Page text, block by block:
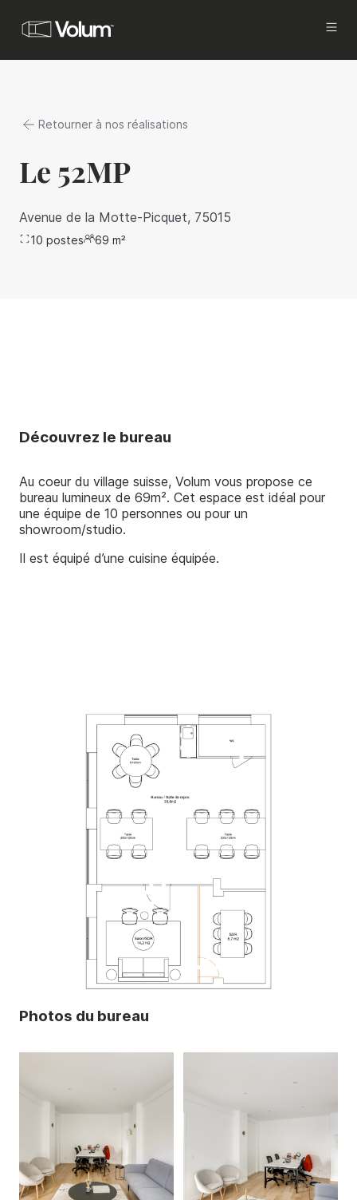
vous cherchez à commercialiser
et mettre en gestion vos actifs, tout en
Locataires
Nos outils
Retourner à nos réalisations
Le 52MP
Avenue de la Motte-Picquet, 75015
10 postes 69 m²
Découvrez le bureau
Au coeur du village suisse, Volum vous propose ce
bureau lumineux de 69m². Cet espace est idéal pour
une équipe de 10 personnes ou pour un
showroom/studio.
Il est équipé d’une cuisine équipée.
Photos du bureau